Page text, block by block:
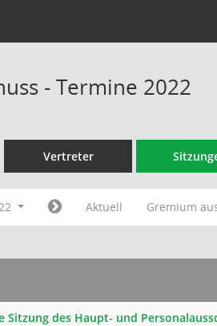
- Termine 2022
Vertreter
Aktuell Gremium
des Haupt- und